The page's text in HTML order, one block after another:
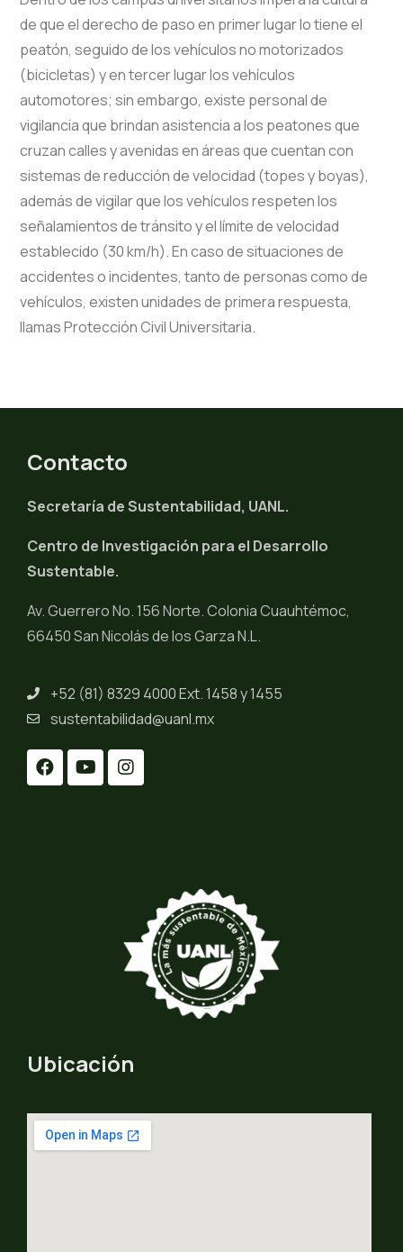
de que el derecho de paso en primer lugar lo tiene el
peatón, seguido de los vehículos no motorizados
(bicicletas) y en tercer lugar los vehículos
automotores; sin embargo, existe personal de
vigilancia que brindan asistencia a los peatones que
cruzan calles y avenidas en áreas que cuentan con
sistemas de reducción de velocidad (topes y boyas),
además de vigilar que los vehículos respeten los
señalamientos de tránsito y el límite de velocidad
establecido (30 km/h). En caso de situaciones de
accidentes o incidentes, tanto de personas como de
vehículos, existen unidades de primera respuesta,
llamas Protección Civil Universitaria.
Contacto
Secretaría de Sustentabilidad, UANL.
Centro de Investigación para el Desarrollo
Sustentable.
Av. Guerrero No. 156 Norte. Colonia Cuauhtémoc,
66450 San Nicolás de los Garza N.L.
+52 (81) 8329 4000 Ext. 1458 y 1455
sustentabilidad@uanl.mx
Ubicación